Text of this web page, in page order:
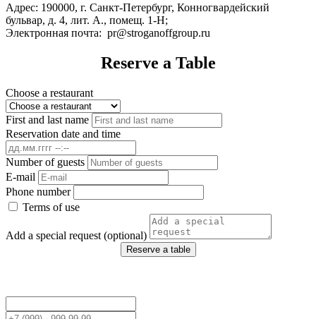
Адрес: 190000, г. Санкт-Петербург, Конногвардейский
бульвар, д. 4, лит. А., помещ. 1-Н;
Электронная почта: pr@stroganoffgroup.ru
Reserve a Table
Choose a restaurant
First and last name
Reservation date and time
Number of guests
E-mail
Phone number
Terms of use
Add a special request (optional)
Reserve a table